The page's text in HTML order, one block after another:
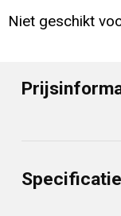
Niet geschikt